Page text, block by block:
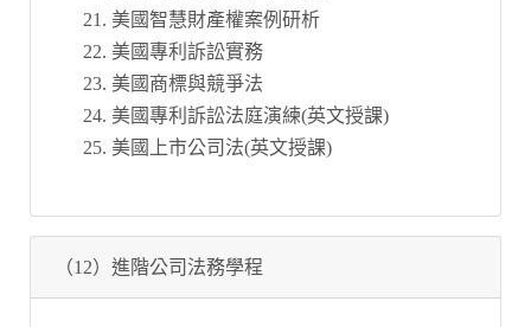
美國智慧財產權案例研析
美國專利訴訟實務
美國商標與競爭法
美國專利訴訟法庭演練(英文授課)
美國上市公司法(英文授課)
（12）進階公司法務學程